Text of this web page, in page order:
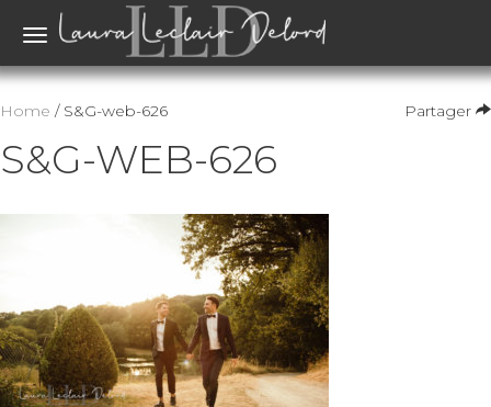
Toggle
Partager
Home / S&G-web-626
S&G-WEB-626